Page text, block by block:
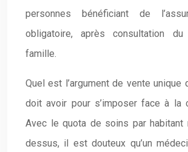
personnes bénéficiant de
obligatoire, après consultation
famille.
Quel est l’argument de vente unique
doit avoir pour s’imposer face à la
Avec le quota de soins par habitant
dessus, il est douteux qu’un